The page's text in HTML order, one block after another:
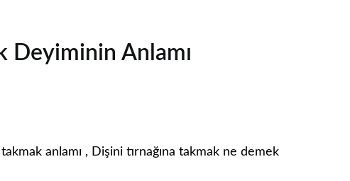
Deyiminin Anlamı
anlamı , Dişini tırnağına takmak ne demek